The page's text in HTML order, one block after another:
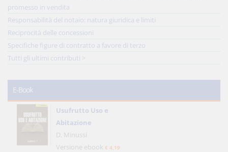
promesso in vendita
Responsabilità del notaio: natura giuridica e limiti
Reciprocità delle concessioni
Specifiche figure di contratto a favore di terzo
Tutti gli ultimi contributi >
E-Book
Usufrutto Uso e
Abitazione
D. Minussi
Versione ebook € 4,19